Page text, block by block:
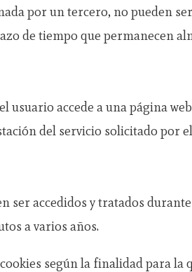
por un tercero, no pueden
de tiempo que permanecen
accede a una página
del servicio solicitado por
ser accedidos y tratados
a varios años.
según la finalidad para la